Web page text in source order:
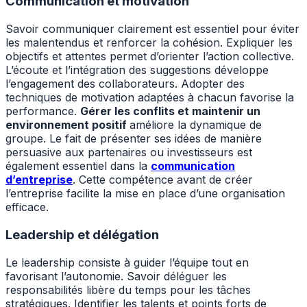
Savoir communiquer clairement est essentiel pour éviter
les malentendus et renforcer la cohésion. Expliquer les
objectifs et attentes permet d’orienter l’action collective.
L’écoute et l’intégration des suggestions développe
l’engagement des collaborateurs. Adopter des
techniques de motivation adaptées à chacun favorise la
performance. Gérer les conflits et maintenir un
environnement positif améliore la dynamique de
groupe. Le fait de présenter ses idées de manière
persuasive aux partenaires ou investisseurs est
également essentiel dans la communication
d’entreprise. Cette compétence avant de créer
l’entreprise facilite la mise en place d’une organisation
efficace.
Leadership et délégation
Le leadership consiste à guider l’équipe tout en
favorisant l’autonomie. Savoir déléguer les
responsabilités libère du temps pour les tâches
stratégiques. Identifier les talents et points forts de